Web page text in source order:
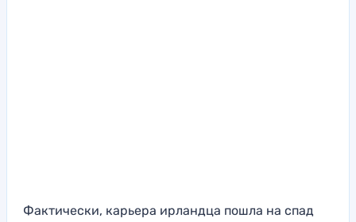
Фактически, карьера ирландца пошла на спад